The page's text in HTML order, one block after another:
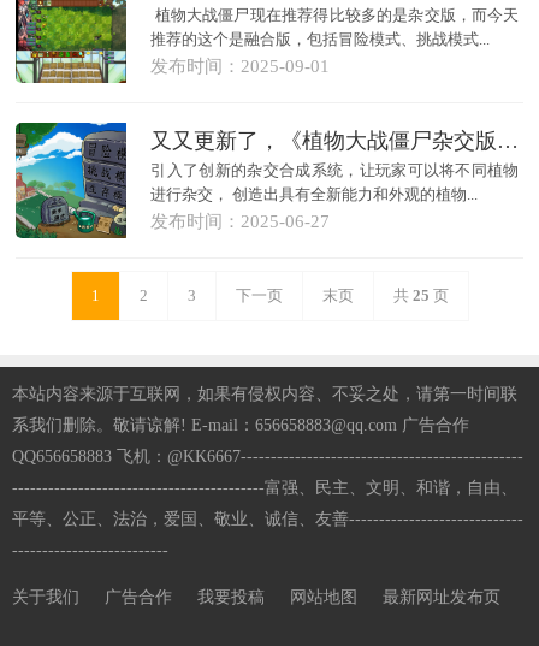
植物大战僵尸现在推荐得比较多的是杂交版，而今天
推荐的这个是融合版，包括冒险模式、挑战模式...
发布时间：2025-09-01
又又更新了，《植物大战僵尸杂交版》v3.8.1
引入了创新的杂交合成系统，让玩家可以将不同植物
进行杂交， 创造出具有全新能力和外观的植物...
发布时间：2025-06-27
1 2 3 下一页 末页 共 25 页
本站内容来源于互联网，如果有侵权内容、不妥之处，请第一时间联
系我们删除。敬请谅解! E-mail：656658883@qq.com 广告合作
QQ656658883 飞机：@KK6667-----------------------------------------------
------------------------------------------富强、民主、文明、和谐，自由、
平等、公正、法治，爱国、敬业、诚信、友善-----------------------------
--------------------------
关于我们 广告合作 我要投稿 网站地图 最新网址发布页